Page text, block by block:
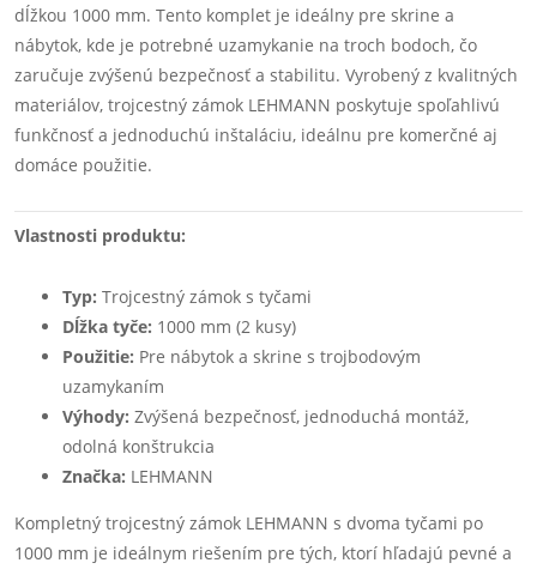
dĺžkou 1000 mm. Tento komplet je ideálny pre skrine a
nábytok, kde je potrebné uzamykanie na troch bodoch, čo
zaručuje zvýšenú bezpečnosť a stabilitu. Vyrobený z kvalitných
materiálov, trojcestný zámok LEHMANN poskytuje spoľahlivú
funkčnosť a jednoduchú inštaláciu, ideálnu pre komerčné aj
domáce použitie.
Vlastnosti produktu:
Typ: Trojcestný zámok s tyčami
Dĺžka tyče: 1000 mm (2 kusy)
Použitie: Pre nábytok a skrine s trojbodovým
uzamykaním
Výhody: Zvýšená bezpečnosť, jednoduchá montáž,
odolná konštrukcia
Značka: LEHMANN
Kompletný trojcestný zámok LEHMANN s dvoma tyčami po
1000 mm je ideálnym riešením pre tých, ktorí hľadajú pevné a